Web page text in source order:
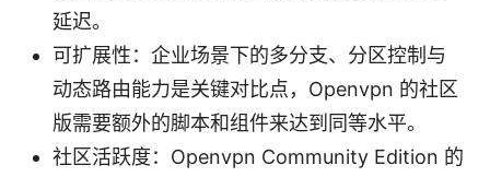
延迟。
可扩展性：企业场景下的多分支、分区控制与
动态路由能力是关键对比点，Openvpn 的社区
版需要额外的脚本和组件来达到同等水平。
社区活跃度：Openvpn Community Edition 的